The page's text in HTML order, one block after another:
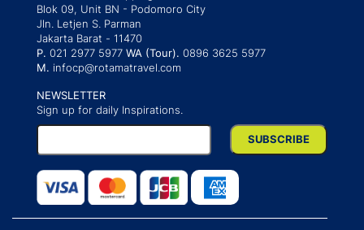
Blok 09, Unit BN - Podomoro City
Jln. Letjen S. Parman
Jakarta Barat - 11470
P. 021 2977 5977 WA (Tour). 0896 3625 5977
M. infocp@rotamatravel.com
NEWSLETTER
Sign up for daily Inspirations.